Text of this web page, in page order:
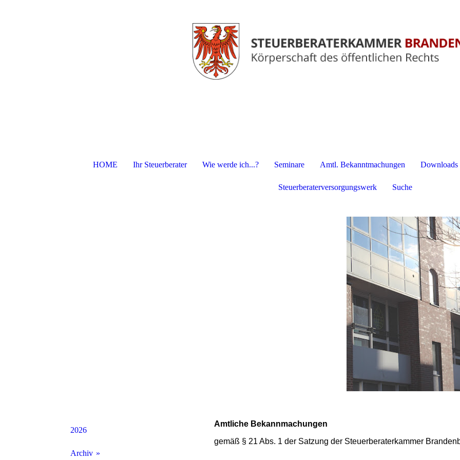
HOME Ihr Steuerberater Wie werde ich...? Seminare Amtl. Bekanntmachungen Downloads
Steuerberaterversorgungswerk Suche
2026
Archiv
Amtliche Bekannmachungen
gemäß § 21 Abs. 1 der Satzung der Steuerberaterkammer